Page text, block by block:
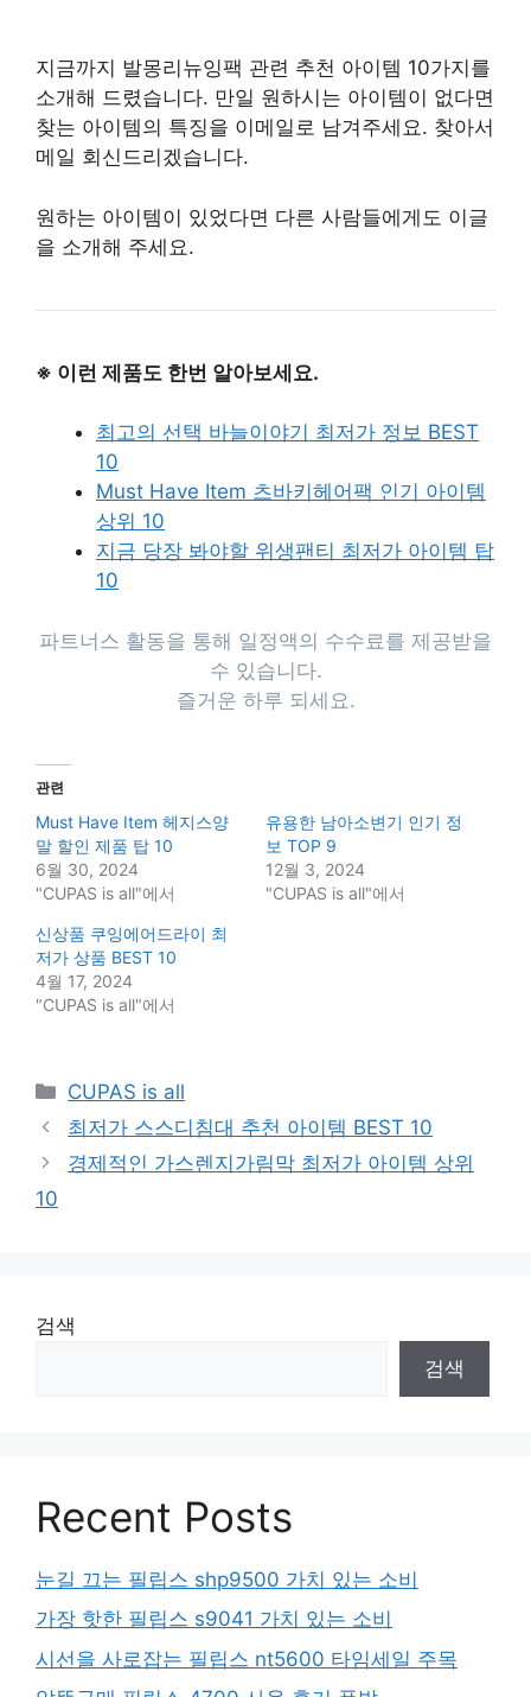
지금까지 발몽리뉴잉팩 관련 추천 아이템 10가지를
소개해 드렸습니다. 만일 원하시는 아이템이 없다면
찾는 아이템의 특징을 이메일로 남겨주세요. 찾아서
메일 회신드리겠습니다.
원하는 아이템이 있었다면 다른 사람들에게도 이글
을 소개해 주세요.
※ 이런 제품도 한번 알아보세요.
최고의 선택 바늘이야기 최저가 정보 BEST
10
Must Have Item 츠바키헤어팩 인기 아이템
상위 10
지금 당장 봐야할 위생팬티 최저가 아이템 탑
10
파트너스 활동을 통해 일정액의 수수료를 제공받을
수 있습니다.
즐거운 하루 되세요.
관련
Must Have Item 헤지스양
말 할인 제품 탑 10
6월 30, 2024
"CUPAS is all"에서
유용한 남아소변기 인기 정
보 TOP 9
12월 3, 2024
"CUPAS is all"에서
신상품 쿠잉에어드라이 최
저가 상품 BEST 10
4월 17, 2024
"CUPAS is all"에서
Categories
CUPAS is all
최저가 스스디침대 추천 아이템 BEST 10
경제적인 가스렌지가림막 최저가 아이템 상위
10
검색
검색
Recent Posts
눈길 끄는 필립스 shp9500 가치 있는 소비
가장 핫한 필립스 s9041 가치 있는 소비
시선을 사로잡는 필립스 nt5600 타임세일 주목